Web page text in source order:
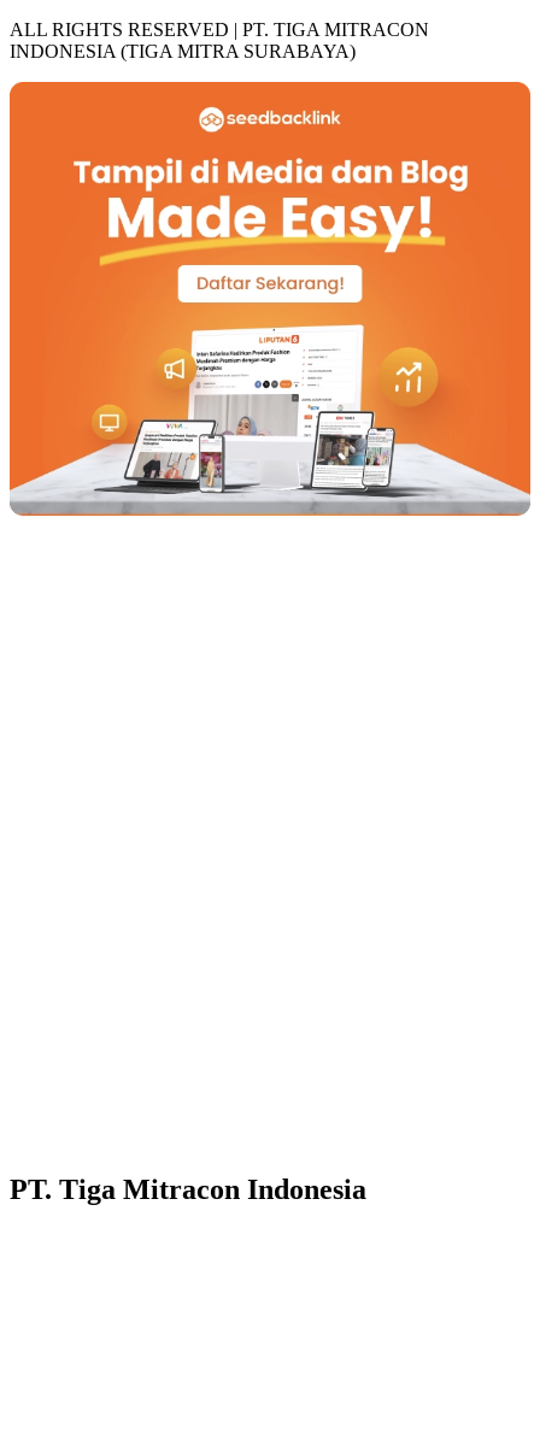
ALL RIGHTS RESERVED | PT. TIGA MITRACON
INDONESIA (TIGA MITRA SURABAYA)
PT. Tiga Mitracon Indonesia